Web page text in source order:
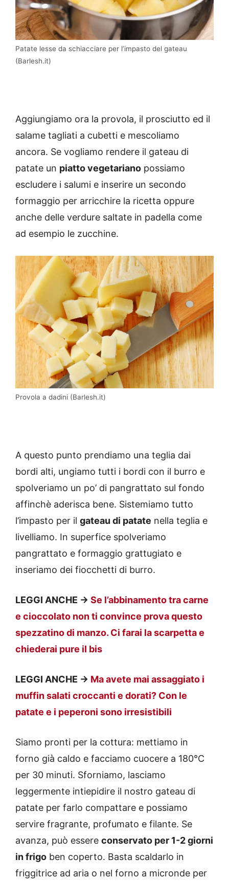
Patate lesse da schiacciare per l’impasto del gateau
(Barlesh.it)
Aggiungiamo ora la provola, il prosciutto ed il
salame tagliati a cubetti e mescoliamo
ancora. Se vogliamo rendere il gateau di
patate un piatto vegetariano possiamo
escludere i salumi e inserire un secondo
formaggio per arricchire la ricetta oppure
anche delle verdure saltate in padella come
ad esempio le zucchine.
Provola a dadini (Barlesh.it)
A questo punto prendiamo una teglia dai
bordi alti, ungiamo tutti i bordi con il burro e
spolveriamo un po’ di pangrattato sul fondo
affinchè aderisca bene. Sistemiamo tutto
l’impasto per il gateau di patate nella teglia e
livelliamo. In superfice spolveriamo
pangrattato e formaggio grattugiato e
inseriamo dei fiocchetti di burro.
LEGGI ANCHE -> Se l’abbinamento tra carne
e cioccolato non ti convince prova questo
spezzatino di manzo. Ci farai la scarpetta e
chiederai pure il bis
LEGGI ANCHE -> Ma avete mai assaggiato i
muffin salati croccanti e dorati? Con le
patate e i peperoni sono irresistibili
Siamo pronti per la cottura: mettiamo in
forno già caldo e facciamo cuocere a 180°C
per 30 minuti. Sforniamo, lasciamo
leggermente intiepidire il nostro gateau di
patate per farlo compattare e possiamo
servire fragrante, profumato e filante. Se
avanza, può essere conservato per 1-2 giorni
in frigo ben coperto. Basta scaldarlo in
friggitrice ad aria o nel forno a micronde per